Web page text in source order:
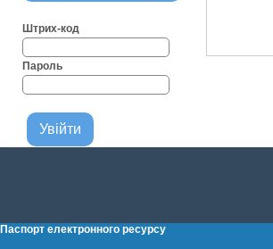
Штрих-код
Пароль
Паспорт електронного ресурсу